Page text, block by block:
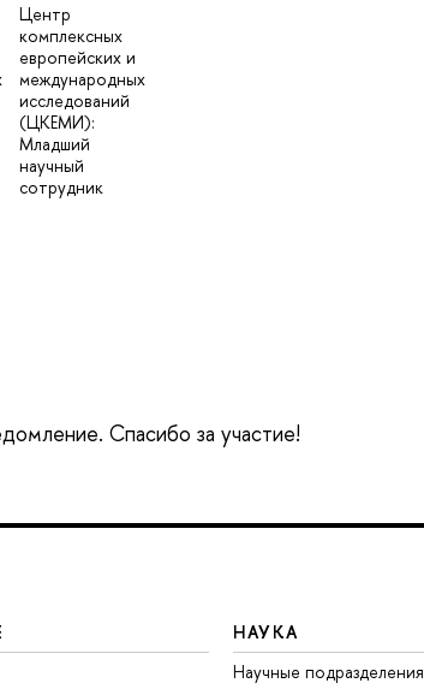
Центр
комплексных
европейских и
международных
исследований
(ЦКЕМИ):
Младший
научный
сотрудник
Спасибо за участие!
НАУКА
Научные подразделения